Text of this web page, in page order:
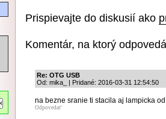
Prispievajte do diskusií ako
Komentár, na ktorý
Re: OTG USB
Od: mika_ | Pridané: 2016-03-31 12:54:50
na bezne sranie ti stacila aj lampicka
Odpovedať